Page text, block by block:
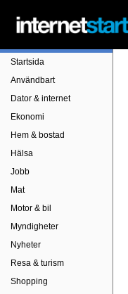
Startsida
Användbart
Dator & internet
Ekonomi
Hem & bostad
Hälsa
Jobb
Mat
Motor & bil
Myndigheter
Nyheter
Resa & turism
Shopping